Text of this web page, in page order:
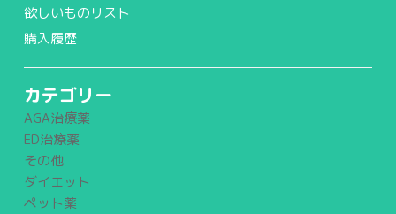
欲しいものリスト
購入履歴
カテゴリー
AGA治療薬
ED治療薬
その他
ダイエット
ペット薬